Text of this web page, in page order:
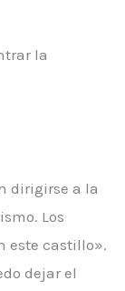
la
dirigirse a la
Los
este castillo».
dejar el